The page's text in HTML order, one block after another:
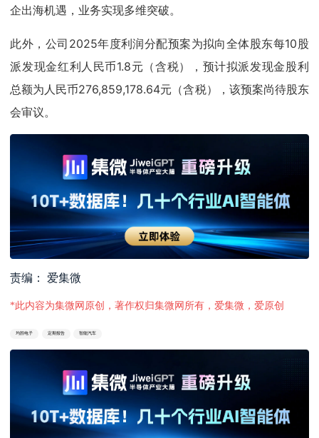
企出海机遇，业务实现多维突破。
此外，公司2025年度利润分配预案为拟向全体股东每10股
派发现金红利人民币1.8元（含税），预计拟派发现金股利
总额为人民币276,859,178.64元（含税），该预案尚待股东
会审议。
责编： 爱集微
*此内容为集微网原创，著作权归集微网所有，爱集微，爱原创
均胜电子 定期报告 智能汽车